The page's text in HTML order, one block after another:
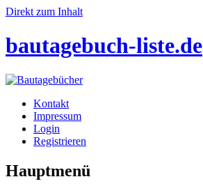
Direkt zum Inhalt
bautagebuch-liste.de
Kontakt
Impressum
Login
Registrieren
Hauptmenü